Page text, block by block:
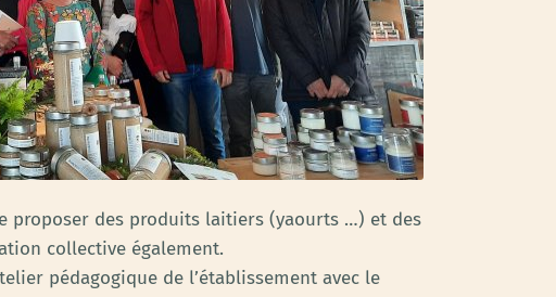
proposer des produits laitiers (yaourts …) et des
collective également.
pédagogique de l’établissement avec le